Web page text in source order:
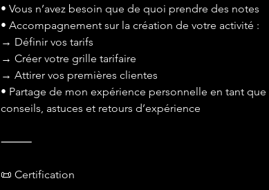
• Vous n’avez besoin que de quoi prendre des notes
• Accompagnement sur la création de votre activité :
→ Définir vos tarifs
→ Créer votre grille tarifaire
→ Attirer vos premières clientes
• Partage de mon expérience personnelle en tant
conseils, astuces et retours d’expérience
⸻
📜 Certification